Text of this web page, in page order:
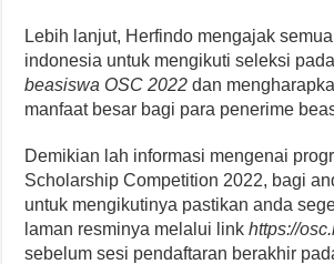
Lebih lanjut, Herfindo mengajak
indonesia untuk mengikuti seleksi
beasiswa OSC 2022dan
manfaat besar bagi para penerime
Demikian lah informasi mengenai
Scholarship Competition 2022, bagi
untuk mengikutinya pastikan anda
laman resminya melalui linkhttps://
sebelum sesi pendaftaran berakhir